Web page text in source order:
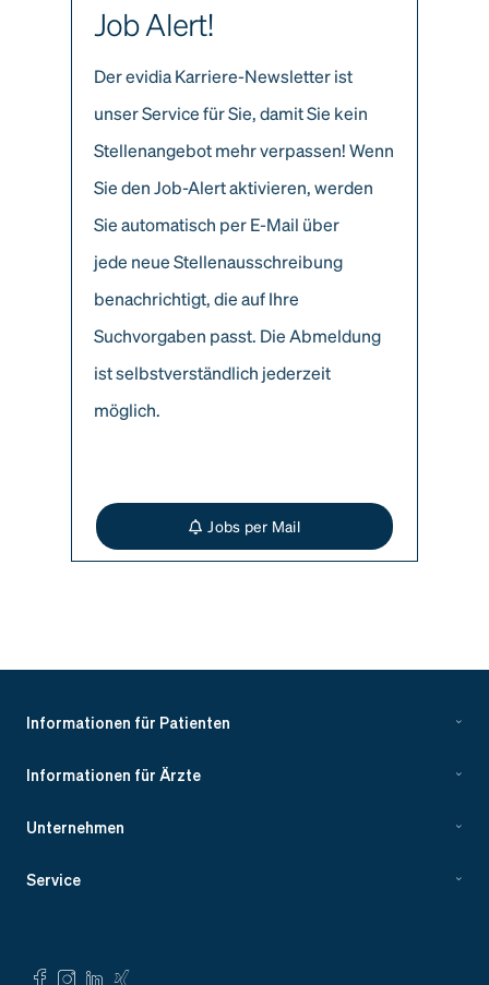
Job Alert!
Der evidia Karriere-Newsletter ist
unser Service für Sie, damit Sie kein
Stellenangebot mehr verpassen! Wenn
Sie den Job-Alert aktivieren, werden
Sie automatisch per E-Mail über
jede neue Stellenausschreibung
benachrichtigt, die auf Ihre
Suchvorgaben passt. Die Abmeldung
ist selbstverständlich jederzeit
möglich.
Jobs per Mail
Informationen für Patienten
Informationen für Ärzte
Unternehmen
Service